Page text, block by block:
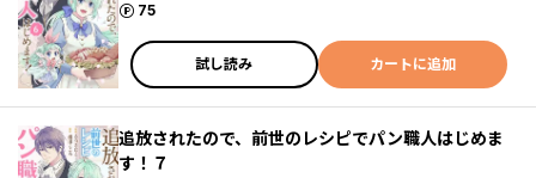
75
ポイント
試し読み カートに追加
追放されたので、前世のレシピでパン職人はじめま
す！７